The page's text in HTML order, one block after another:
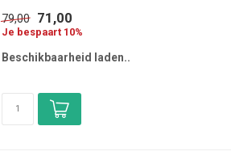
79,00 71,00
Je bespaart 10%
Beschikbaarheid laden..